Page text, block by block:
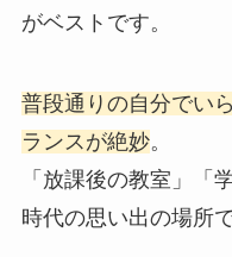
がベストです。
普段通りの自分でい
ランスが絶妙。
「放課後の教室」「
時代の思い出の場所